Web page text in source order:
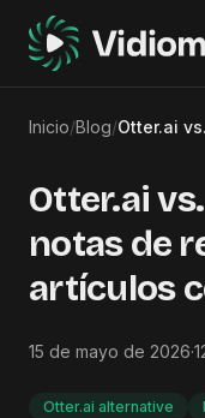
Inicio/Blog/
Otter.ai
notas de
artículos
15 de mayo de 2026·
Otter.ai alternative